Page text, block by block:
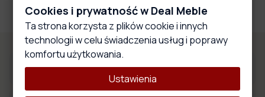
całego produktu.
Materiały obiciowe
Cookies i prywatność w Deal Meble
Ta strona korzysta z plików cookie i innych
technologii w celu świadczenia usług i poprawy
komfortu użytkowania.
Ustawienia